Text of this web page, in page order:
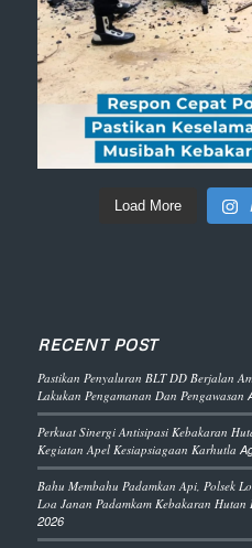
Load More
RECENT POST
Pastikan Penyaluran BLT DD Berjalan
Lakukan Pengamanan Dan Pengawasan
Perkuat Sinergi Antisipasi Kebakaran
Kegiatan Apel Kesiapsiagaan Karhutla
Bahu Membahu Padamkan Api, Polsek
Loa Janan Padamkam Kebakaran
2026